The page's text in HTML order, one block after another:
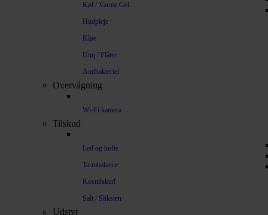
Køl / Varme Gel
Hudpleje
Kløe
Utøj / Flåter
Antibakteriel
Overvågning
Wi-Fi kamera
Tilskud
Led og hofte
Tarmbalance
Kosttilskud
Salt / Sliksten
Udstyr